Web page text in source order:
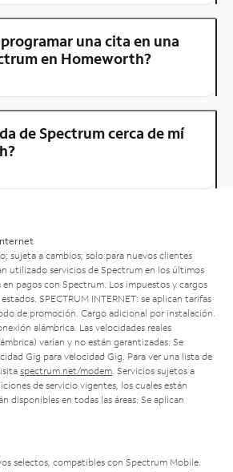
una cita en una
en Homeworth?
de Spectrum cerca de mí
sujeta a cambios; solo para nuevos clientes
utilizado servicios de Spectrum en los últimos
pagos con Spectrum. Los impuestos y cargos
SPECTRUM INTERNET: se aplican tarifas
de promoción. Cargo adicional por instalación.
alámbrica. Las velocidades reales
varían y no están garantizadas. Se
Gig para velocidad Gig. Para ver una lista de
spectrum.net/modem . Servicios sujetos a
de servicio vigentes, los cuales están
disponibles en todas las áreas. Se aplican
selectos, compatibles con Spectrum Mobile.